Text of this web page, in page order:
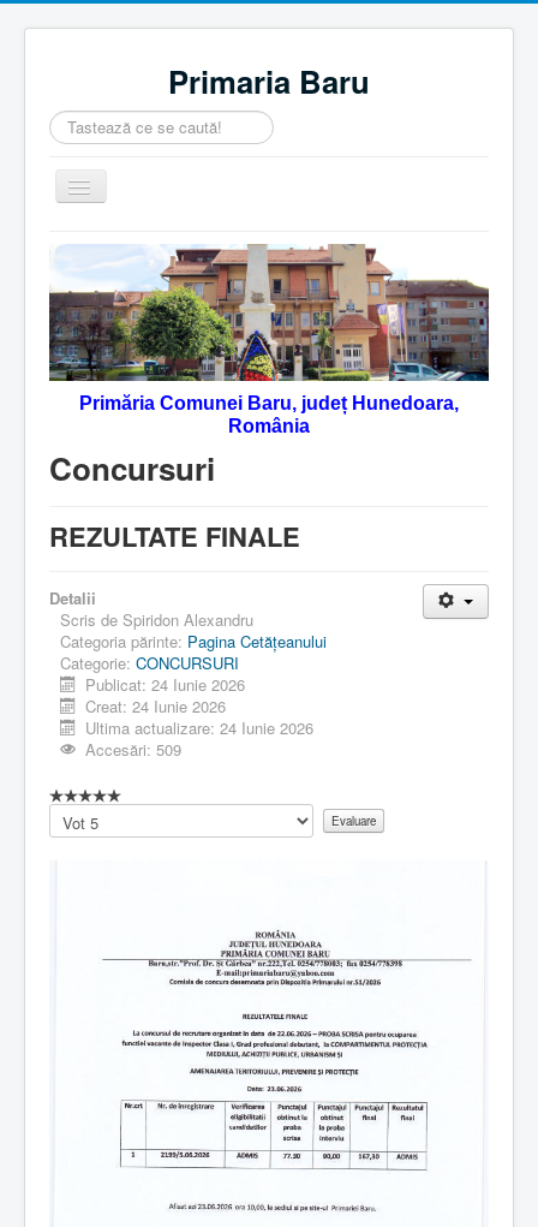
Primaria Baru
Căutare
...
Comută
navigarea
Home
Despre noi
Noutăţi
Contact
Servicii Online
Primăria Comunei Baru, județ Hunedoara,
România
Concursuri
REZULTATE FINALE
Detalii
Scris de Spiridon Alexandru
Categoria părinte: Pagina Cetăţeanului
Categorie: CONCURSURI
Publicat: 24 Iunie 2026
Creat: 24 Iunie 2026
Ultima actualizare: 24 Iunie 2026
Accesări: 509
Vă
rugăm